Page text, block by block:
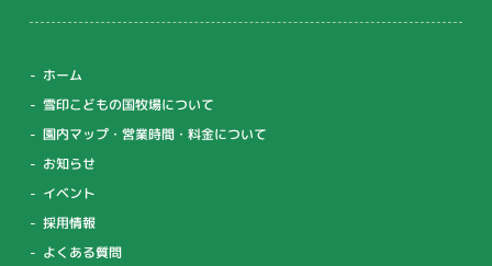
ホーム
雪印こどもの国牧場について
園内マップ・営業時間・料金について
お知らせ
イベント
採用情報
よくある質問